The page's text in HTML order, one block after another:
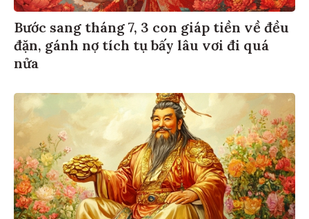
Bước sang tháng 7, 3 con giáp tiền về đều
đặn, gánh nợ tích tụ bấy lâu vơi đi quá
nửa